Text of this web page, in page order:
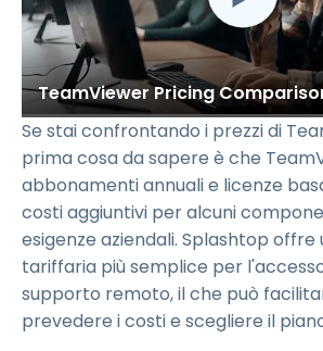
Se stai confrontando i prezzi di
prima cosa da sapere è che
abbonamenti annuali e licenze
costi aggiuntivi per alcuni
esigenze aziendali. Splashtop
tariffaria più semplice per
supporto remoto, il che può
prevedere i costi e scegliere il